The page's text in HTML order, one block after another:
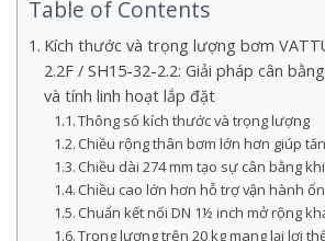
Table of Contents
Kích thước và trọng lượng bơm
2.2F / SH15-32-2.2: Giải pháp cân
và tính linh hoạt lắp đặt
Thông số kích thước và trọng lượng
Chiều rộng thân bơm lớn hơn giúp
Chiều dài 274 mm tạo sự cân bằng
Chiều cao lớn hơn hỗ trợ vận hành
Chuẩn kết nối DN 1½ inch mở rộng
Trọng lượng trên 20 kg mang lại lợi